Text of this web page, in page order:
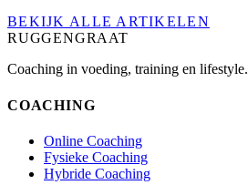
BEKIJK ALLE ARTIKELEN
RUGGENGRAAT
Coaching in voeding, training en lifestyle.
COACHING
Online Coaching
Fysieke Coaching
Hybride Coaching